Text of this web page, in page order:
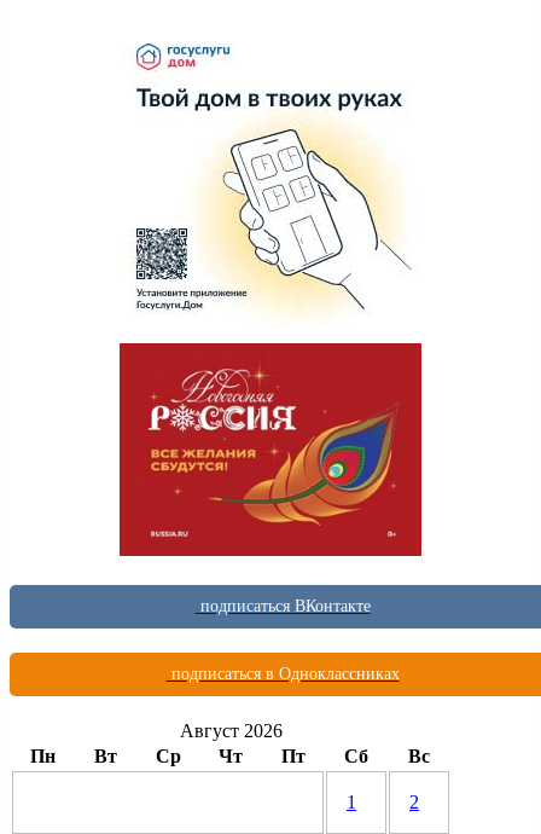
подписаться ВКонтакте
подписаться в Одноклассниках
Август 2026
Пн
Вт Ср Чт Пт Сб Вс
1 2